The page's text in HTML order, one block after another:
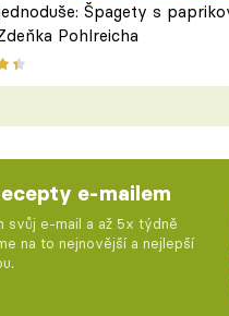
Špagety s
Pohlreicha
e-mailem
svůj e-mail a až 5x týdně
na to nejnovější a nejlepší